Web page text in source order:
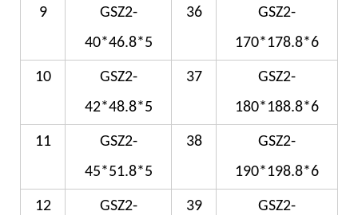
9
GSZ2-
40*46.8*5
36
GSZ2-
170*178.8*6
10
GSZ2-
42*48.8*5
37
GSZ2-
180*188.8*6
11
GSZ2-
45*51.8*5
38
GSZ2-
190*198.8*6
12
GSZ2-
39
GSZ2-